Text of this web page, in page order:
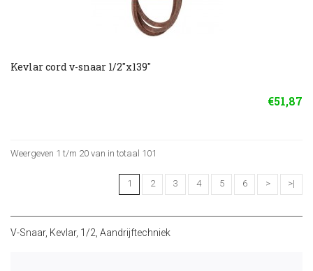
Kevlar cord v-snaar 1/2"x139"
€51,87
Weergeven 1 t/m 20 van in totaal 101
1 2 3 4 5 6 > >|
V-Snaar, Kevlar, 1/2 Aandrijftechniek